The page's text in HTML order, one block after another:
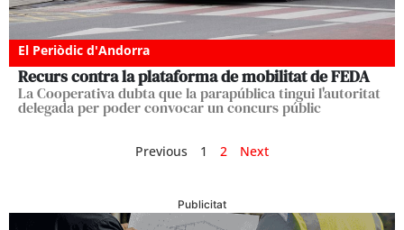
El Periòdic d'Andorra
Recurs contra la plataforma de mobilitat de FEDA
La Cooperativa dubta que la parapública tingui l'autoritat
delegada per poder convocar un concurs públic
Previous 1 2 Next
Publicitat